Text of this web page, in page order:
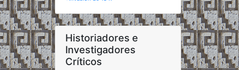
Historiadores e
Investigadores
Críticos